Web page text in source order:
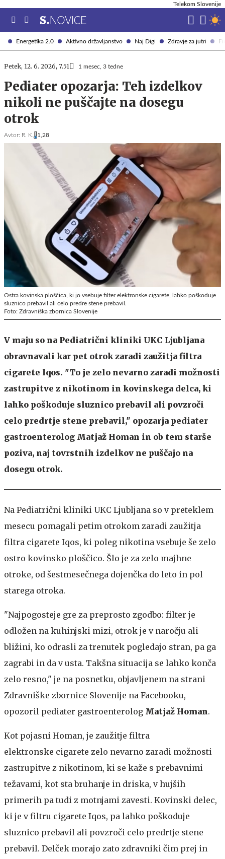
Energetika 2.0 Aktivno državljanstvo Naj Digi Zdravje za jutri
Telekom Slovenije
Petek, 12. 6. 2026, 7.51 1 mesec, 3 tedne
Pediater opozarja: Teh izdelkov
nikoli ne puščajte na dosegu
otrok
Avtor: R. K. 1,28
Ostra kovinska ploščica, ki jo vsebuje filter elektronske cigarete, lahko poškoduje
sluznico prebavil ali celo predre stene prebavil.
Foto: Zdravniška zbornica Slovenije
V maju so na Pediatrični kliniki UKC Ljubljana
obravnavali kar pet otrok zaradi zaužitja filtra
cigarete Iqos. "To je zelo nevarno zaradi možnosti
zastrupitve z nikotinom in kovinskega delca, ki
lahko poškoduje sluznico prebavil ali povzroči
celo predrtje stene prebavil," opozarja pediater
gastroenterolog Matjaž Homan in ob tem starše
poziva, naj tovrstnih izdelkov ne puščajo na
dosegu otrok.
Na Pediatrični kliniki UKC Ljubljana so v preteklem
mesecu pomagali petim otrokom zaradi zaužitja
filtra cigarete Iqos, ki poleg nikotina vsebuje še zelo
ostro kovinsko ploščico. Šlo je za zelo majhne
otroke, od šestmesečnega dojenčka do leto in pol
starega otroka.
"Najpogosteje gre za preprosto zgodbo: filter je
odložen na kuhinjski mizi, otrok je v naročju ali
bližini, ko odrasli za trenutek pogledajo stran, pa ga
zagrabi in da v usta. Takšna situacija se lahko konča
zelo resno," je na posnetku, objavljenem na strani
Zdravniške zbornice Slovenije na Facebooku,
opozoril pediater gastroenterolog Matjaž Homan.
Kot pojasni Homan, je zaužitje filtra
elektronske cigarete zelo nevarno zaradi možnosti
zastrupitve z nikotinom, ki se kaže s prebavnimi
težavami, kot sta bruhanje in driska, v hujših
primerih pa tudi z motnjami zavesti. Kovinski delec,
ki je v filtru cigarete Iqos, pa lahko poškoduje
sluznico prebavil ali povzroči celo predrtje stene
prebavil. Delček morajo zato zdravniki čim prej in